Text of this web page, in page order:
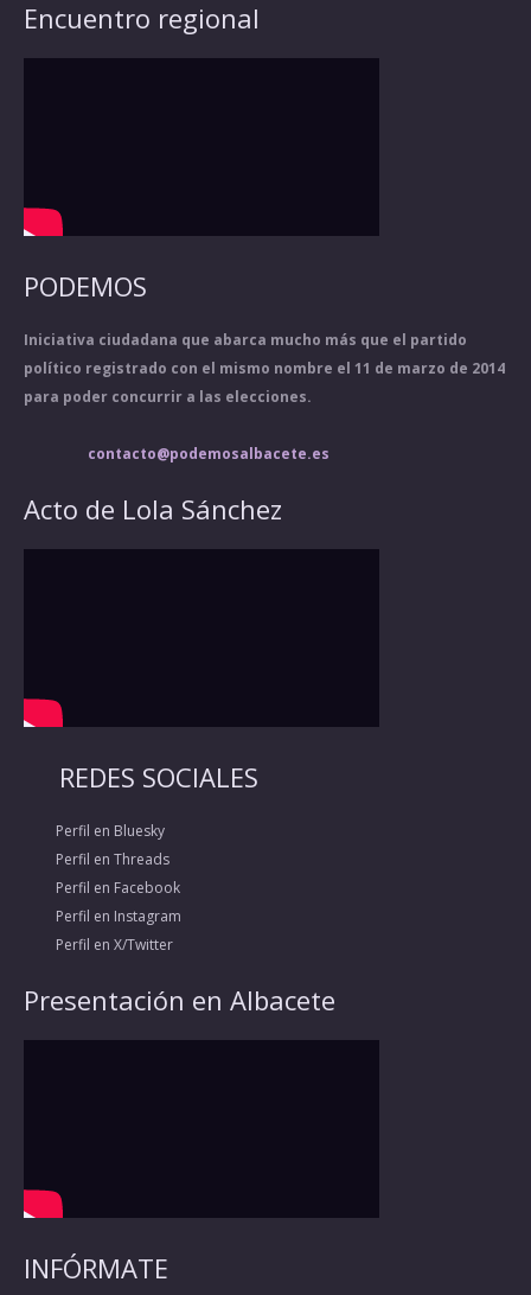
Encuentro regional
PODEMOS
Iniciativa ciudadana que abarca mucho más que el partido
político registrado con el mismo nombre el 11 de marzo de 2014
para poder concurrir a las elecciones.
contacto@podemosalbacete.es
Acto de Lola Sánchez
REDES SOCIALES
Perfil en Bluesky
Perfil en Threads
Perfil en Facebook
Perfil en Instagram
Perfil en X/Twitter
Presentación en Albacete
INFÓRMATE